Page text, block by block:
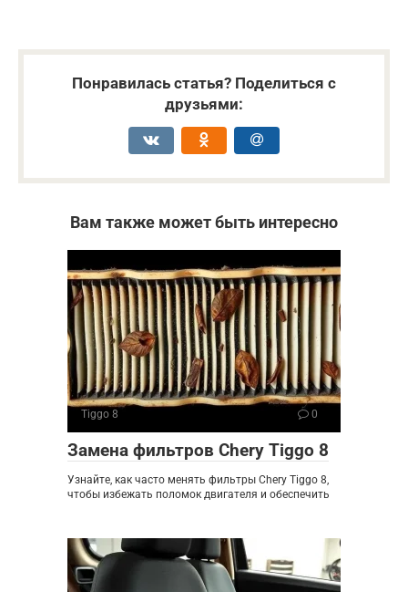
Понравилась статья? Поделиться с
друзьями:
Вам также может быть интересно
Tiggo 8 0
Замена фильтров Chery Tiggo 8
Узнайте, как часто менять фильтры Chery Tiggo 8,
чтобы избежать поломок двигателя и обеспечить